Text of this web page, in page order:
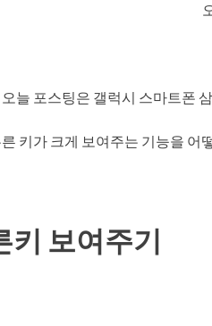
늘 포스팅은 갤럭시 스마트폰
키가 크게 보여주는 기능을 어
키 보여주기